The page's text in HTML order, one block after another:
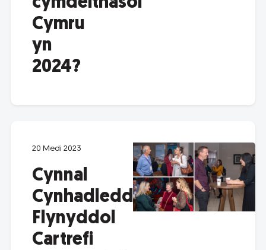
Cymru
yn
2024?
20 Medi 2023
Cynnal
Cynhadledd
Flynyddol
Cartrefi